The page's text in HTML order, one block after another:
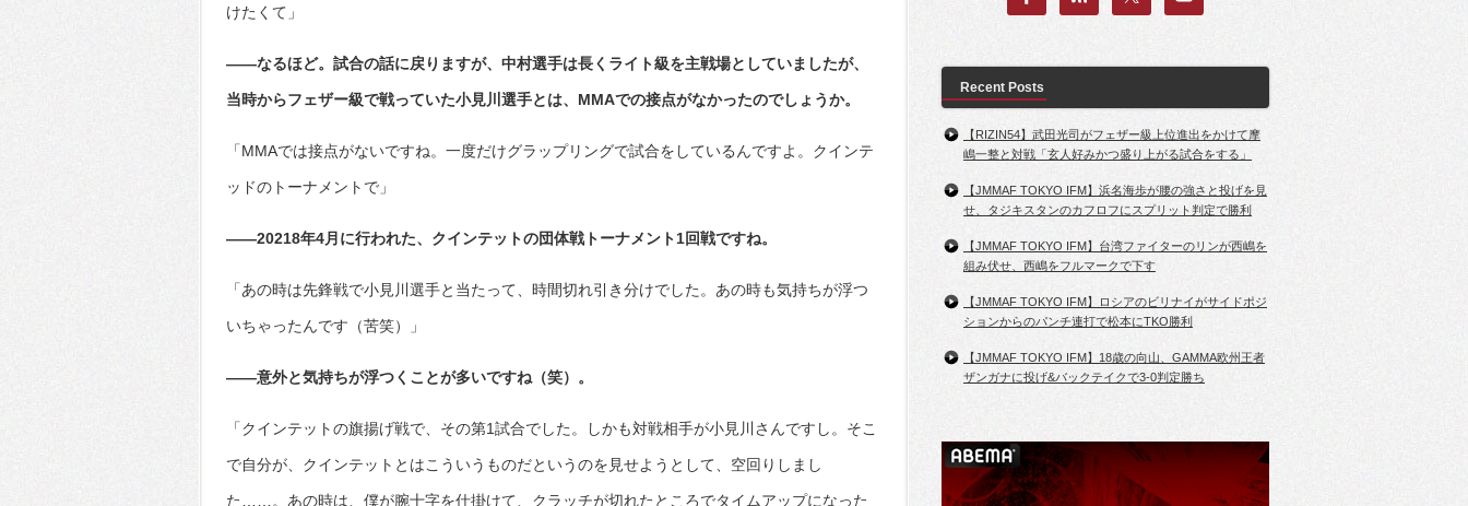
けたくて」
――なるほど。試合の話に戻りますが、中村選手は長くライト級を主戦場としていましたが、
当時からフェザー級で戦っていた小見川選手とは、MMAでの接点がなかったのでしょうか。
「MMAでは接点がないですね。一度だけグラップリングで試合をしているんですよ。クインテ
ッドのトーナメントで」
――20218年4月に行われた、クインテットの団体戦トーナメント1回戦ですね。
「あの時は先鋒戦で小見川選手と当たって、時間切れ引き分けでした。あの時も気持ちが浮つ
いちゃったんです（苦笑）」
――意外と気持ちが浮つくことが多いですね（笑）。
「クインテットの旗揚げ戦で、その第1試合でした。しかも対戦相手が小見川さんですし。そこ
で自分が、クインテットとはこういうものだというのを見せようとして、空回りしまし
た……。あの時は、僕が腕十字を仕掛けて、クラッチが切れたところでタイムアップになった
Recent Posts
【RIZIN54】武田光司がフェザー級上位進出をかけて摩
嶋一整と対戦「玄人好みかつ盛り上がる試合をする」
【JMMAF TOKYO IFM】浜名海歩が腰の強さと投げを見
せ、タジキスタンのカフロフにスプリット判定で勝利
【JMMAF TOKYO IFM】台湾ファイターのリンが西嶋を
組み伏せ、西嶋をフルマークで下す
【JMMAF TOKYO IFM】ロシアのビリナイがサイドポジ
ションからのパンチ連打で松本にTKO勝利
【JMMAF TOKYO IFM】18歳の向山、GAMMA欧州王者
ザンガナに投げ&バックテイクで3-0判定勝ち